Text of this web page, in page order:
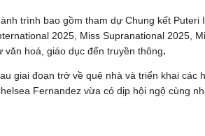
trình bao gồm tham dự Chung kết
2025, Miss Supranational 2025,
văn hoá, giáo dục đến truyền thông.
giai đoạn trở về quê nhà và triển khai các
Fernandez vừa có dịp hội ngộ cùng